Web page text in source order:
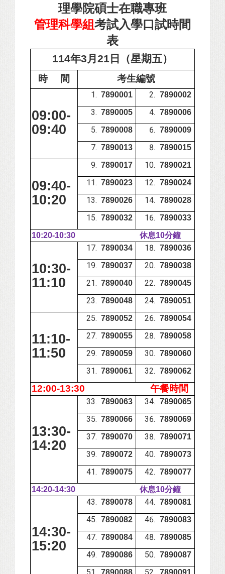
理學院碩士在職專班
管理科學組考試入學口試時間
表
114年3月21日（星期五）
時 間 考生編號
09:00-
09:40
7890001 7890002
7890005 7890006
7890008 7890009
7890013 7890015
09:40-
10:20
7890017 7890021
7890023 7890024
7890026 7890028
7890032 7890033
10:20-10:30 休息10分鐘
10:30-
11:10
7890034 7890036
7890037 7890038
7890040 7890045
7890048 7890051
11:10-
11:50
7890052 7890054
7890055 7890058
7890059 7890060
7890061 7890062
12:00-13:30 午餐時間
13:30-
14:20
7890063 7890065
7890066 7890069
7890070 7890071
7890072 7890073
7890075 7890077
14:20-14:30 休息10分鐘
14:30-
15:20
7890078 7890081
7890082 7890083
7890084 7890085
7890086 7890087